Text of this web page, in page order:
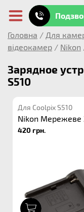
Головна / Для
відеокамер / Nikon
Зарядное
S510
Для Coolpix S510
Nikon Мережеве
420 грн.